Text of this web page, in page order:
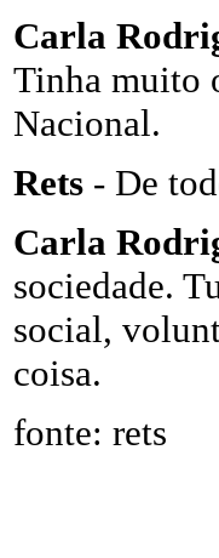
Carla
Tinha muito
Nacional.
Rets - De
Carla
sociedade.
social,
coisa.
fonte: rets